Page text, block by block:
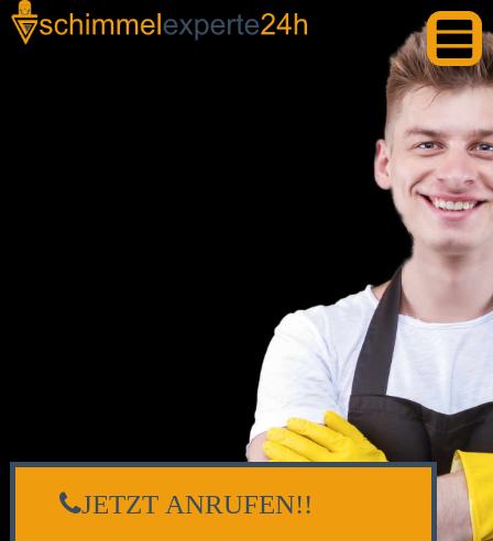
JETZT ANRUFEN!!